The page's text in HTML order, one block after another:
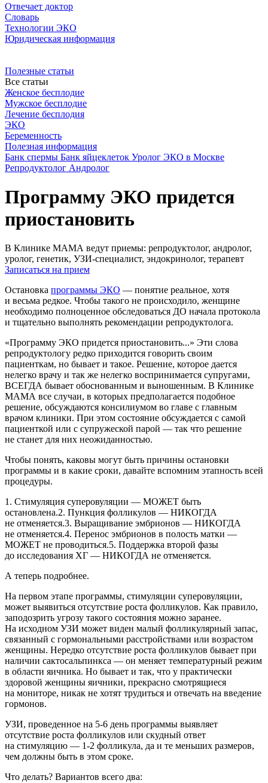
Отвечает доктор
Словарь
Технологии ЭКО
Юридическая информация
Полезные статьи
Все статьи
Женское бесплодие
Мужское бесплодие
Лечение бесплодия
ЭКО
Беременность
Полезная информация
Банк спермы Банк яйцеклеток Уролог ЭКО в Москве
Репродуктолог Андролог
Программу ЭКО придется
приостановить
В Клинике МАМА ведут приемы: репродуктолог, андролог,
уролог, генетик, УЗИ-специалист, эндокринолог, терапевт
Записаться на прием
Остановка программы ЭКО — понятие реальное, хотя
и весьма редкое. Чтобы такого не происходило, женщине
необходимо полноценное обследоваться ДО начала протокола
и тщательно выполнять рекомендации репродуктолога.
«Программу ЭКО придется приостановить...» Эти слова
репродуктологу редко приходится говорить своим
пациенткам, но бывает и такое. Решение, которое дается
нелегко врачу и так же нелегко воспринимается супругами,
ВСЕГДА бывает обоснованным и выношенным. В Клинике
МАМА все случаи, в которых предполагается подобное
решение, обсуждаются консилиумом во главе с главным
врачом клиники. При этом состояние обсуждается с самой
пациенткой или с супружеской парой — так что решение
не станет для них неожиданностью.
Чтобы понять, каковы могут быть причины остановки
программы и в какие сроки, давайте вспомним этапность всей
процедуры.
1. Стимуляция суперовуляции — МОЖЕТ быть
остановлена.2. Пункция фолликулов — НИКОГДА
не отменяется.3. Выращивание эмбрионов — НИКОГДА
не отменяется.4. Перенос эмбрионов в полость матки —
МОЖЕТ не проводиться.5. Поддержка второй фазы
до исследования ХГ — НИКОГДА не отменяется.
А теперь подробнее.
На первом этапе программы, стимуляции суперовуляции,
может выявиться отсутствие роста фолликулов. Как правило,
заподозрить угрозу такого состояния можно заранее.
На исходном УЗИ может виден малый фолликулярный запас,
связанный с гормональными расстройствами или возрастом
женщины. Нередко отсутствие роста фолликулов бывает при
наличии сактосальпинкса — он меняет температурный режим
в области яичника. Но бывает и так, что у практически
здоровой женщины яичники, прекрасно смотрящиеся
на мониторе, никак не хотят трудиться и отвечать на введение
гормонов.
УЗИ, проведенное на 5-6 день программы выявляет
отсутствие роста фолликулов или скудный ответ
на стимуляцию — 1-2 фолликула, да и те меньших размеров,
чем должны быть в этом сроке.
Что делать? Вариантов всего два: